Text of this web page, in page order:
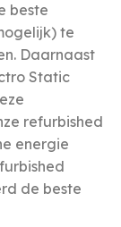
beste
te
Daarnaast
Static
refurbished
energie
de beste